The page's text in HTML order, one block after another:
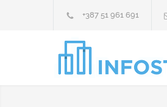
+387 51 961 691